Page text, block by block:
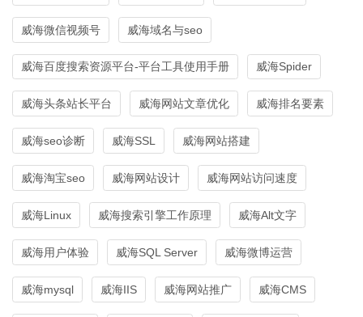
威海微信视频号 威海域名与seo
威海百度搜索资源平台-平台工具使用手册 威海Spider
威海头条站长平台 威海网站文章优化 威海排名要素
威海seo诊断 威海SSL 威海网站搭建
威海淘宝seo 威海网站设计 威海网站访问速度
威海Linux 威海搜索引擎工作原理 威海Alt文字
威海用户体验 威海SQL Server 威海微博运营
威海mysql 威海IIS 威海网站推广 威海CMS